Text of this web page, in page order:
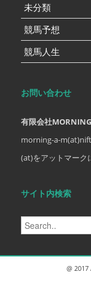
未分類
競馬予想
競馬人生
お問い合わせ
有限会社MORNING
morning-a-
(at)をアットマーク
サイト内検索
@